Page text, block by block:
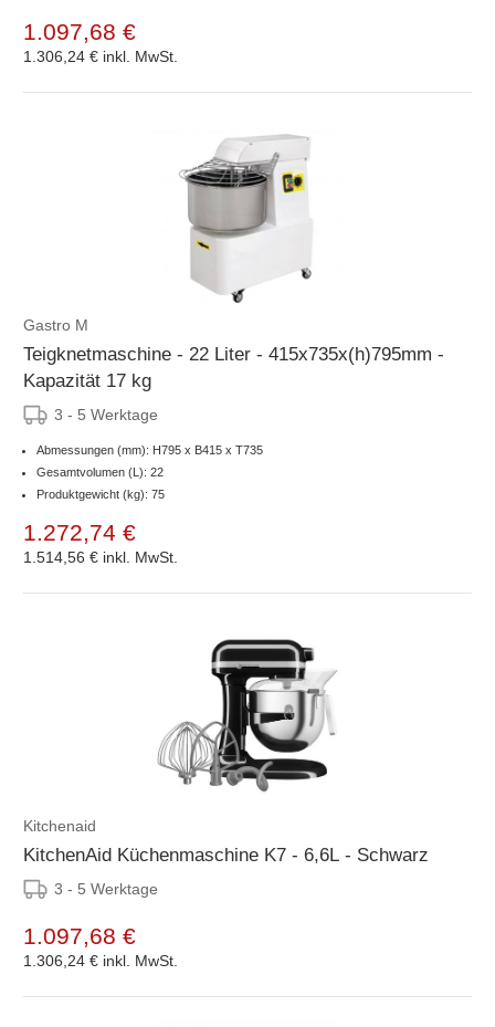
1.097,68 €
1.306,24 € inkl. MwSt.
Gastro M
Teigknetmaschine - 22 Liter - 415x735x(h)795mm -
Kapazität 17 kg
3 - 5 Werktage
Abmessungen (mm): H795 x B415 x T735
Gesamtvolumen (L): 22
Produktgewicht (kg): 75
1.272,74 €
1.514,56 € inkl. MwSt.
Kitchenaid
KitchenAid Küchenmaschine K7 - 6,6L - Schwarz
3 - 5 Werktage
1.097,68 €
1.306,24 € inkl. MwSt.